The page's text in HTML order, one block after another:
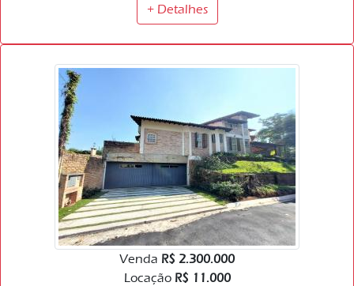
+ Detalhes
Venda R$ 2.300.000
Locação R$ 11.000